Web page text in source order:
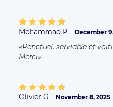
Mohammad P. December
Ponctuel, serviable et
Merci
Olivier G. November 8, 2025